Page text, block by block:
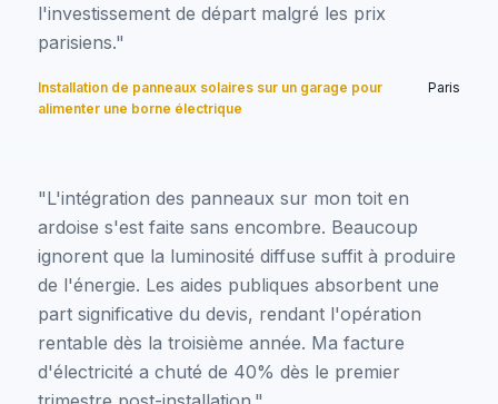
l'investissement de départ malgré les prix
parisiens."
Installation de panneaux solaires sur un garage pour
alimenter une borne électrique
Paris
"L'intégration des panneaux sur mon toit en
ardoise s'est faite sans encombre. Beaucoup
ignorent que la luminosité diffuse suffit à produire
de l'énergie. Les aides publiques absorbent une
part significative du devis, rendant l'opération
rentable dès la troisième année. Ma facture
d'électricité a chuté de 40% dès le premier